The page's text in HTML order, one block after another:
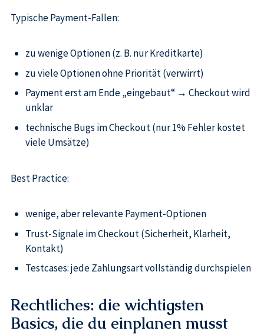
Typische Payment-Fallen:
zu wenige Optionen (z. B. nur Kreditkarte)
zu viele Optionen ohne Priorität (verwirrt)
Payment erst am Ende „eingebaut“ → Checkout wird
unklar
technische Bugs im Checkout (nur 1% Fehler kostet
viele Umsätze)
Best Practice:
wenige, aber relevante Payment-Optionen
Trust-Signale im Checkout (Sicherheit, Klarheit,
Kontakt)
Testcases: jede Zahlungsart vollständig durchspielen
Rechtliches: die wichtigsten
Basics, die du einplanen musst